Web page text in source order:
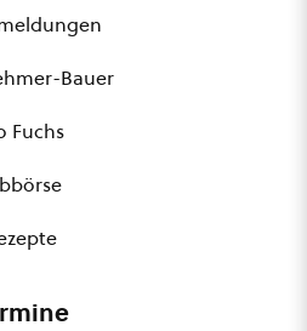
Bauer
Fuchs